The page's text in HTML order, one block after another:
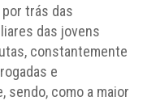
trás das
das jovens
constantemente
e
sendo, como a maior